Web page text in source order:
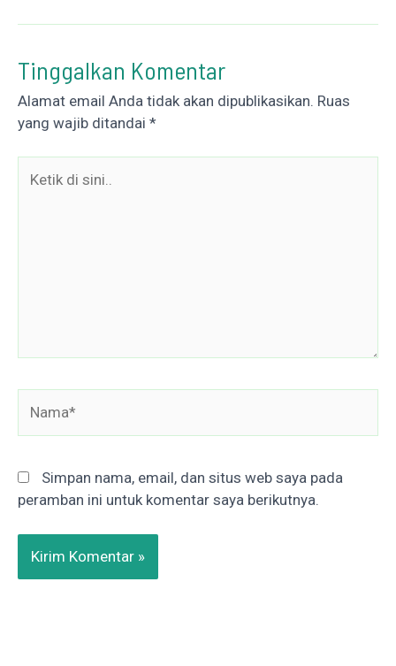
Tinggalkan Komentar
Alamat email Anda tidak akan dipublikasikan. Ruas
yang wajib ditandai *
Simpan nama, email, dan situs web saya pada
peramban ini untuk komentar saya berikutnya.